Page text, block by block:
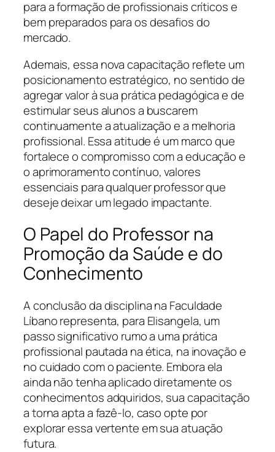
para a formação de profissionais críticos e
bem preparados para os desafios do
mercado.
Ademais, essa nova capacitação reflete um
posicionamento estratégico, no sentido de
agregar valor à sua prática pedagógica e de
estimular seus alunos a buscarem
continuamente a atualização e a melhoria
profissional. Essa atitude é um marco que
fortalece o compromisso com a educação e
o aprimoramento contínuo, valores
essenciais para qualquer professor que
deseje deixar um legado impactante.
O Papel do Professor na
Promoção da Saúde e do
Conhecimento
A conclusão da disciplina na Faculdade
Líbano representa, para Elisangela, um
passo significativo rumo a uma prática
profissional pautada na ética, na inovação e
no cuidado com o paciente. Embora ela
ainda não tenha aplicado diretamente os
conhecimentos adquiridos, sua capacitação
a torna apta a fazê-lo, caso opte por
explorar essa vertente em sua atuação
futura.